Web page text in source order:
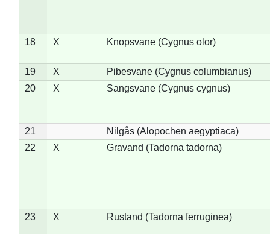
18 X Knopsvane (Cygnus olor)
19 X
Pibesvane (Cygnus columbianus)
20
X Sangsvane (Cygnus cygnus)
21
Nilgås (Alopochen aegyptiaca)
22
X Gravand (Tadorna tadorna)
23 X Rustand (Tadorna ferruginea)